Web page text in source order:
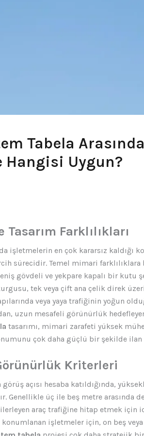
Tabela
Hangisi Uygun?
Tasarım Farklılıkları
işletmelerin en çok kararsız
sürecidir. Temel mimari
gövdeli ve yekpare kapalı bir kutu
tek veya çift ana çelik direk
veya yaya trafiğinin yoğun
uzun mesafeli görünürlük
tasarımı, mimari zarafeti yüksek
çok daha güçlü bir şekilde ilan
Kriterleri
açısı hesaba katıldığında,
Genellikle üç ile beş metre arasında
ilerleyen araç trafiğine hitap etmek için
işletmeler için, on beş